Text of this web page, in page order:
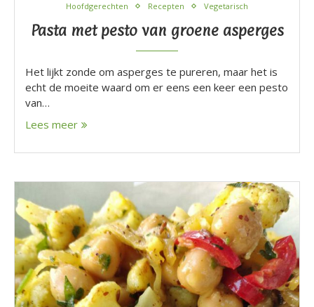
Hoofdgerechten Recepten Vegetarisch
Pasta met pesto van groene asperges
Het lijkt zonde om asperges te pureren, maar het is
echt de moeite waard om er eens een keer een pesto
van…
Lees meer